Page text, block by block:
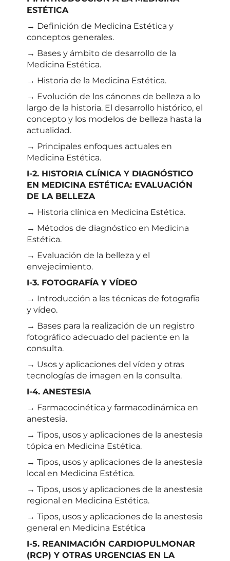
ESTÉTICA
→ Definición de Medicina Estética y
conceptos generales.
→ Bases y ámbito de desarrollo de la
Medicina Estética.
→ Historia de la Medicina Estética.
→ Evolución de los cánones de belleza a lo
largo de la historia. El desarrollo histórico, el
concepto y los modelos de belleza hasta la
actualidad.
→ Principales enfoques actuales en
Medicina Estética.
I-2. HISTORIA CLÍNICA Y DIAGNÓSTICO
EN MEDICINA ESTÉTICA: EVALUACIÓN
DE LA BELLEZA
→ Historia clínica en Medicina Estética.
→ Métodos de diagnóstico en Medicina
Estética.
→ Evaluación de la belleza y el
envejecimiento.
I-3. FOTOGRAFÍA Y VÍDEO
→ Introducción a las técnicas de fotografía
y vídeo.
→ Bases para la realización de un registro
fotográfico adecuado del paciente en la
consulta.
→ Usos y aplicaciones del vídeo y otras
tecnologías de imagen en la consulta.
I-4. ANESTESIA
→ Farmacocinética y farmacodinámica en
anestesia.
→ Tipos, usos y aplicaciones de la anestesia
tópica en Medicina Estética.
→ Tipos, usos y aplicaciones de la anestesia
local en Medicina Estética.
→ Tipos, usos y aplicaciones de la anestesia
regional en Medicina Estética.
→ Tipos, usos y aplicaciones de la anestesia
general en Medicina Estética
I-5. REANIMACIÓN CARDIOPULMONAR
(RCP) Y OTRAS URGENCIAS EN LA